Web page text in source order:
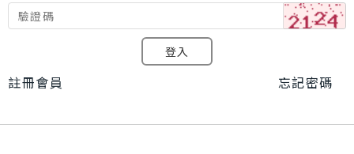
登入
註冊會員 忘記密碼